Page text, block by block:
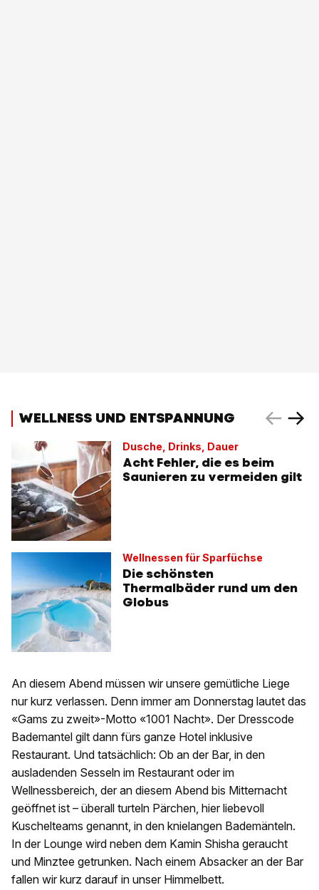
WELLNESS UND ENTSPANNUNG
Dusche, Drinks, Dauer
Acht Fehler, die es beim
Saunieren zu vermeiden gilt
Wellnessen für Sparfüchse
Die schönsten
Thermalbäder rund um den
Globus
An diesem Abend müssen wir unsere gemütliche Liege
nur kurz verlassen. Denn immer am Donnerstag lautet das
«Gams zu zweit»-Motto «1001 Nacht». Der Dresscode
Bademantel gilt dann fürs ganze Hotel inklusive
Restaurant. Und tatsächlich: Ob an der Bar, in den
ausladenden Sesseln im Restaurant oder im
Wellnessbereich, der an diesem Abend bis Mitternacht
geöffnet ist – überall turteln Pärchen, hier liebevoll
Kuschelteams genannt, in den knielangen Bademänteln.
In der Lounge wird neben dem Kamin Shisha geraucht
und Minztee getrunken. Nach einem Absacker an der Bar
fallen wir kurz darauf in unser Himmelbett.